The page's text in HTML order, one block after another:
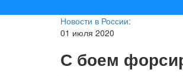
Новости в России:
01 июля 2020
С боем